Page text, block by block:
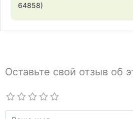
64858)
Оставьте свой отзыв об